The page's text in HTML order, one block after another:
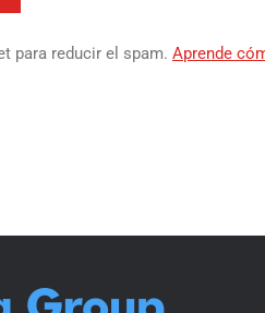
para reducir el spam. Aprende